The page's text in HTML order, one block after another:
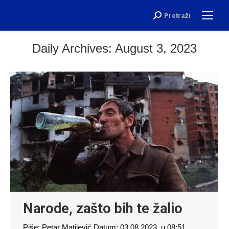
Search:
Pretraži
Daily Archives: August 3, 2023
Narode, zašto bih te žalio
Piše: Petar Matijević Datum: 03.08.2023. u 08:51